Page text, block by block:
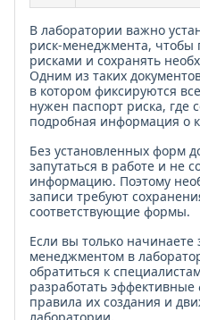
В лаборатории важно
риск-менеджмента, чтобы
рисками и сохранять
Одним из таких
в котором фиксируются
нужен паспорт риска, где
подробная информация о
Без установленных форм
запутаться в работе и не
информацию. Поэтому
записи требуют
соответствующие формы.
Если вы только начинаете
менеджментом в
обратиться к
разработать
правила их создания и